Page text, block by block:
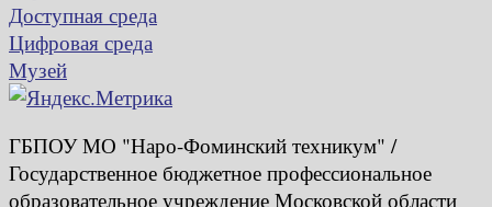
Доступная среда
Цифровая среда
Музей
ГБПОУ МО "Наро-Фоминский техникум" /
Государственное бюджетное профессиональное
образовательное учреждение Московской области